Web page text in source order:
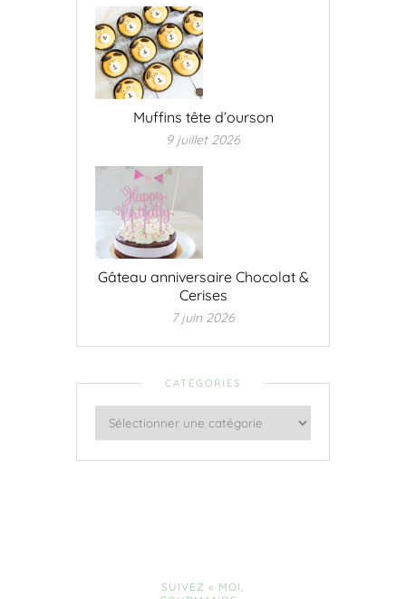
Muffins tête d’ourson
9 juillet 2026
Gâteau anniversaire Chocolat &
Cerises
7 juin 2026
CATÉGORIES
SUIVEZ « MOI,